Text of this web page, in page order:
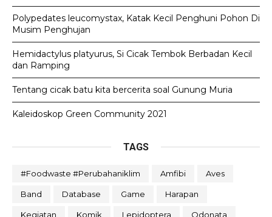
Polypedates leucomystax, Katak Kecil Penghuni Pohon Di
Musim Penghujan
Hemidactylus platyurus, Si Cicak Tembok Berbadan Kecil
dan Ramping
Tentang cicak batu kita bercerita soal Gunung Muria
Kaleidoskop Green Community 2021
TAGS
#foodwaste #perubahaniklim Amfibi Aves
Band Database Game Harapan
Kegiatan Komik Lepidoptera Odonata